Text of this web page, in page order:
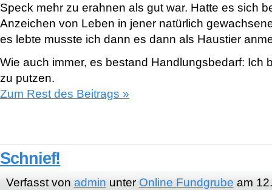
Speck mehr zu erahnen als gut war. Hatte es sich
Anzeichen von Leben in jener natürlich
es lebte musste ich dann es dann als Haustier
Wie auch immer, es bestand Handlungsbedarf: Ich
zu putzen.
Zum Rest des Beitrags »
Schnief!
Verfasst von admin unter Online Fundgrube am